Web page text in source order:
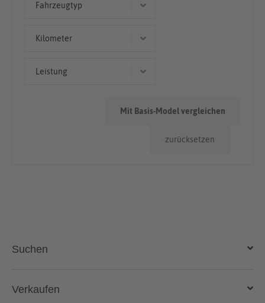
Fahrzeugtyp
Kombi
Kilometer
Leistung
zurücksetzen
Mit Basis-Model vergleichen
Suchen
Auto kaufen
Verkaufen